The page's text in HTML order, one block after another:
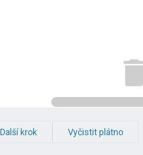
Další krok Vyčistit plátno